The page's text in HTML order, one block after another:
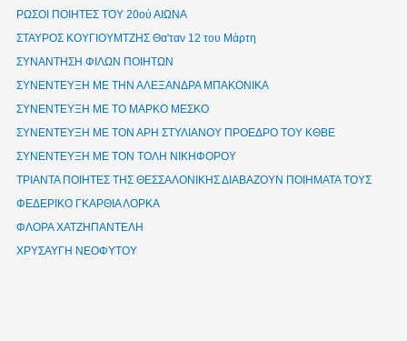
ΡΩΣΟΙ ΠΟΙΗΤΕΣ ΤΟΥ 20ού ΑΙΩΝΑ
ΣΤΑΥΡΟΣ ΚΟΥΓΙΟΥΜΤΖΗΣ Θα'ταν 12 του Μάρτη
ΣΥΝΑΝΤΗΣΗ ΦΙΛΩΝ ΠΟΙΗΤΩΝ
ΣΥΝΕΝΤΕΥΞΗ ΜΕ ΤΗΝ ΑΛΕΞΑΝΔΡΑ ΜΠΑΚΟΝΙΚΑ
ΣΥΝΕΝΤΕΥΞΗ ΜΕ ΤΟ ΜΑΡΚΟ ΜΕΣΚΟ
ΣΥΝΕΝΤΕΥΞΗ ΜΕ ΤΟΝ ΑΡΗ ΣΤΥΛΙΑΝΟΥ ΠΡΟΕΔΡΟ ΤΟΥ ΚΘΒΕ
ΣΥΝΕΝΤΕΥΞΗ ΜΕ ΤΟΝ ΤΟΛΗ ΝΙΚΗΦΟΡΟΥ
ΤΡΙΑΝΤΑ ΠΟΙΗΤΕΣ ΤΗΣ ΘΕΣΣΑΛΟΝΙΚΗΣ ΔΙΑΒΑΖΟΥΝ ΠΟΙΗΜΑΤΑ ΤΟΥΣ
ΦΕΔΕΡΙΚΟ ΓΚΑΡΘΙΑ ΛΟΡΚΑ
ΦΛΟΡΑ ΧΑΤΖΗΠΑΝΤΕΛΗ
ΧΡΥΣΑΥΓΗ ΝΕΟΦΥΤΟΥ